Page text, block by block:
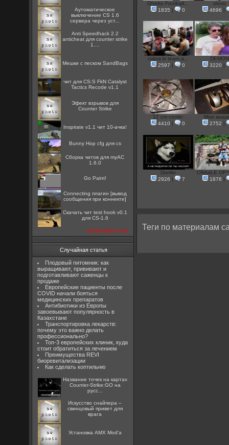
Аутоматическое
выключение CS 1.6
сервера через уст...
Anti Speedhack 2.2
anticheat для counter strike
1....
Мешки с песком SandBags
чит для CS:S FkN Catalyst
Tactics Recode v1.1
Эфект взрывов для
Counter Strike
Inspirate v1.1 чит 10-ачка!
Bunny Hop cfg для cs
Сборка читов для myAC
1.6.0
Go Paint!
Connecting плагин [вывод
сообщения при коннекте]
Скачать чит test hook v0.1
для CS-1.6
посмотреть все
Случайная статья
Плодовый питомник: как
выращивают, прививают и
подготавливают саженцы к
продаже
Европейские пациенты после
COVID начали бояться
медицинских препаратов
Антибиотики из Европы
завоевывают популярность в
Казахстане
Транспортировка лекарств:
почему это важно делать
профессионально?
Топ-3 европейских клиник, куда
стоит обратиться за лечением
Преимущества REVI
биоревитализации
Как сделать коптильню
Название точек на картах
Counter-Strike:GO на
русс...
Искусство снайпера –
свинцовый привет для
врага
Установка AMX Mod'a
Ghetto Football...
1835
| 0
olovo
4696
|
cobra.lv team a...
2597
| 0
DEMON
3220
|
12 cm cooler
4410
| 0
Мои
2752
|
Dombr
2926
| 7
CRAdLE
1876
|
Теги по материалам